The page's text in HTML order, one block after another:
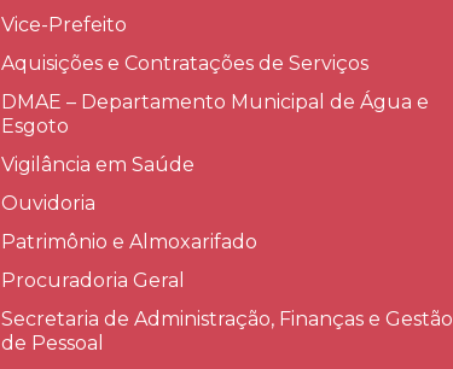
Vice-Prefeito
Aquisições e Contratações de Serviços​
DMAE – Departamento Municipal de Água e
Esgoto
Vigilância em Saúde
Ouvidoria
Patrimônio e Almoxarifado
Procuradoria Geral
Secretaria de Administração, Finanças e Gestão
de Pessoal